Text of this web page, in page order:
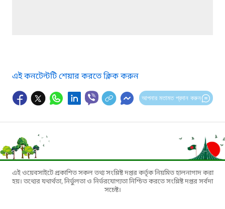
এই কনটেন্টটি শেয়ার করতে ক্লিক করুন
আপনার মতামত প্রদান করুন
এই ওয়েবসাইটে প্রকাশিত সকল তথ্য সংশ্লিষ্ট দপ্তর কর্তৃক নিয়মিত হালনাগাদ করা
হয়। তথ্যের যথার্থতা, নির্ভুলতা ও নির্ভরযোগ্যতা নিশ্চিত করতে সংশ্লিষ্ট দপ্তর সর্বদা
সচেষ্ট।